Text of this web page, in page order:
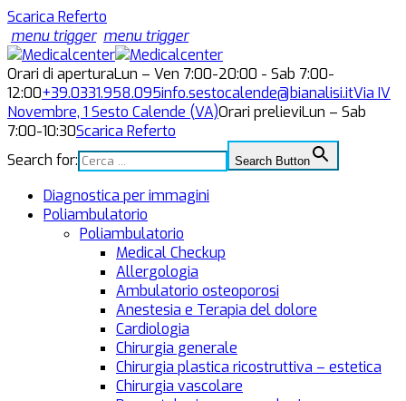
Scarica Referto
menu trigger menu trigger
Orari di aperturaLun – Ven 7:00-20:00 - Sab 7:00-
12:00+39.0331.958.095info.sestocalende@bianalisi.itVia IV
Novembre, 1 Sesto Calende (VA)Orari prelieviLun – Sab
7:00-10:30Scarica Referto
Search for:
Search Button
Diagnostica per immagini
Poliambulatorio
Poliambulatorio
Medical Checkup
Allergologia
Ambulatorio osteoporosi
Anestesia e Terapia del dolore
Cardiologia
Chirurgia generale
Chirurgia plastica ricostruttiva – estetica
Chirurgia vascolare